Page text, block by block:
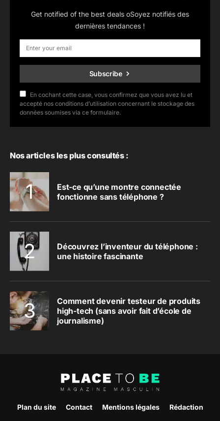
Get notified of the best deals oSoyez notifiés des
dernières tendances !
Subscribe
En cochant cette case, vous confirmez que vous avez lu et
accepté nos conditions d’utilisation concernant le stockage des
données soumises via ce formulaire.
Nos articles les plus consultés :
Est-ce qu’une montre connectée
fonctionne sans téléphone ?
Découvrez l’inventeur du téléphone :
une histoire fascinante
Comment devenir testeur de produits
high-tech (sans avoir fait d’école de
journalisme)
Plan du site Contact Mentions légales Rédaction